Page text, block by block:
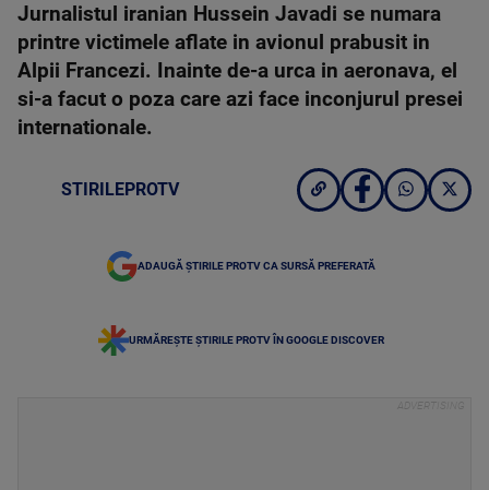
Jurnalistul iranian Hussein Javadi se numara
printre victimele aflate in avionul prabusit in
Alpii Francezi. Inainte de-a urca in aeronava, el
si-a facut o poza care azi face inconjurul presei
internationale.
STIRILEPROTV
ADAUGĂ ȘTIRILE PROTV CA SURSĂ PREFERATĂ
URMĂREȘTE ȘTIRILE PROTV ÎN GOOGLE DISCOVER